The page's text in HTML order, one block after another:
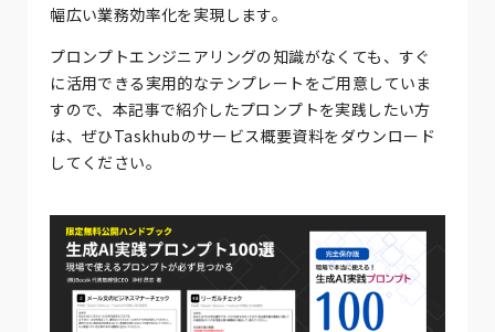
幅広い業務効率化を実現します。
プロンプトエンジニアリングの知識がなくても、すぐ
に活用できる実用的なテンプレートをご用意していま
すので、本記事で紹介したプロンプトを実践したい方
は、ぜひTaskhubのサービス概要資料をダウンロード
してください。